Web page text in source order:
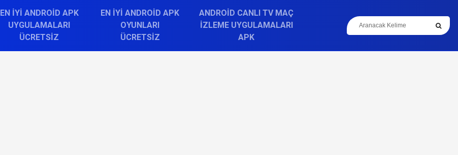
EN İYI ANDROID APK
UYGULAMALARI
ÜCRETSIZ
EN İYI ANDROID APK
OYUNLARI
ÜCRETSIZ
ANDROID CANLI TV MAÇ
İZLEME UYGULAMALARI
APK